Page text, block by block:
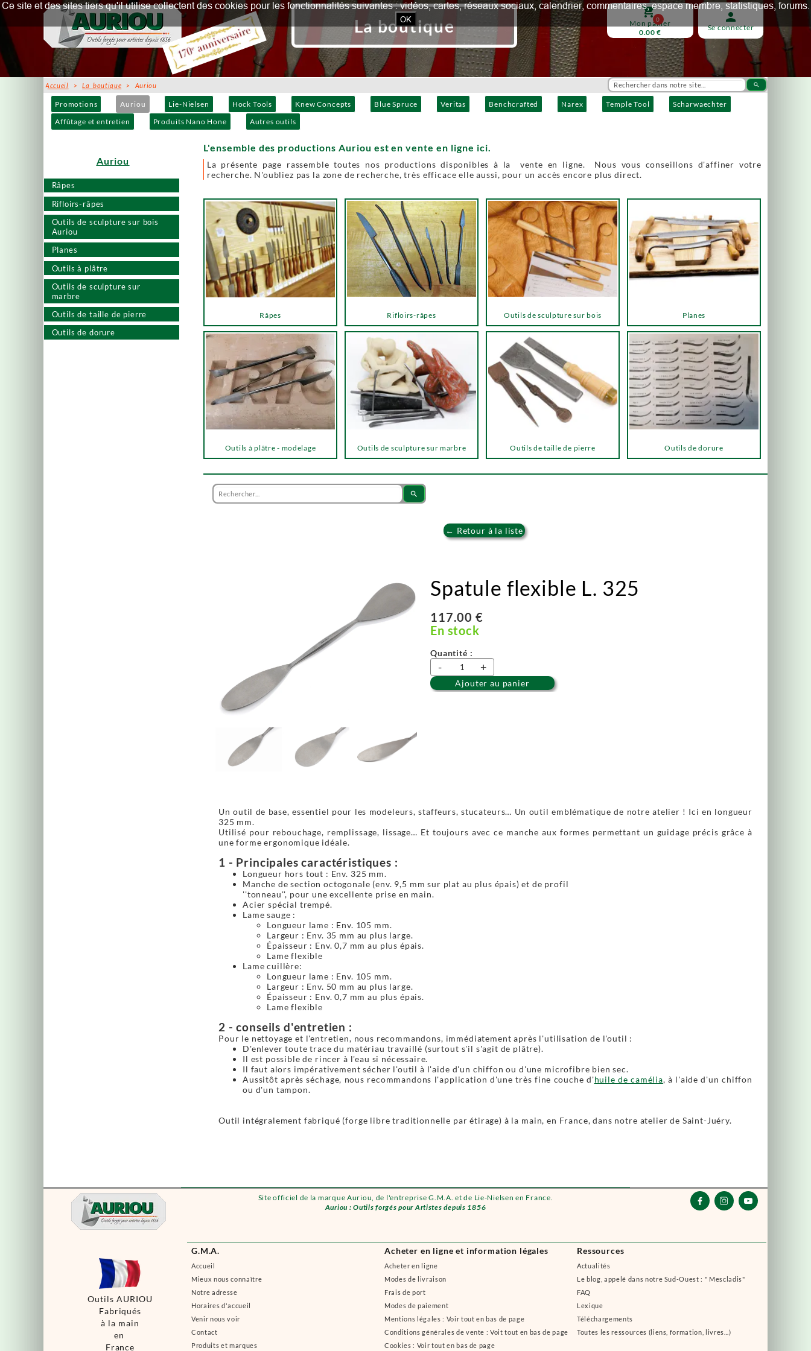
Site officiel de la marque Auriou, de l'entreprise G.M.A. et de Lie-Nielsen en France.
Auriou : Outils forgés pour Artistes depuis 1856
search
Promotions Auriou Lie-Nielsen Hock Tools Knew Concepts Blue Spruce Veritas Benchcrafted Narex Temple Tool
Scharwaechter
Affûtage et entretien
Produits Nano Hone Autres outils
person
Se connecter
shopping_cart
0
Mon panier
0.00 €
Râpes
Rifloirs-râpes
Outils de sculpture sur bois
Auriou
Planes
Outils à plâtre
Outils de sculpture sur
marbre
Outils de taille de pierre
Outils de dorure
G.M.A.
Accueil
Mieux nous connaître
Notre adresse
Horaires d'accueil
Venir nous voir
Contact
Produits et marques
Acheter en ligne et information légales
Acheter en ligne
Modes de livraison
Frais de port
Modes de paiement
Mentions légales : Voir tout en bas de page
Conditions générales de vente : Voit tout en bas de page
Cookies : Voir tout en bas de page
Ressources
Actualités
Le blog, appelé dans notre Sud-Ouest : " Mescladis"
FAQ
Lexique
Téléchargements
Toutes les ressources (liens, formation, livres...)
  
Outils AURIOU
Fabriqués
à la main
en
France
La boutique
Accueil >La boutique > Auriou
L'ensemble des productions Auriou est en vente en ligne ici.
La présente page rassemble toutes nos productions disponibles à la vente en ligne. Nous vous conseillons d'affiner votre
recherche. N'oubliez pas la zone de recherche, très efficace elle aussi, pour un accès encore plus direct.
Auriou
Râpes Rifloirs-râpes Outils de sculpture sur bois Planes
Outils à plâtre - modelage Outils de sculpture sur marbre Outils de taille de pierre Outils de dorure
search
← Retour à la liste
Spatule flexible L. 325
117.00 €
En stock
Quantité :
- +
Ajouter au panier
Un outil de base, essentiel pour les modeleurs, staffeurs, stucateurs… Un outil emblématique de notre atelier ! Ici en longueur
325 mm.
Utilisé pour rebouchage, remplissage, lissage… Et toujours avec ce manche aux formes permettant un guidage précis grâce à
une forme ergonomique idéale.
1 - Principales caractéristiques :
Longueur hors tout : Env. 325 mm.
Manche de section octogonale (env. 9,5 mm sur plat au plus épais) et de profil
''tonneau'', pour une excellente prise en main.
Acier spécial trempé.
Lame sauge :
Longueur lame : Env. 105 mm.
Largeur : Env. 35 mm au plus large.
Épaisseur : Env. 0,7 mm au plus épais.
Lame flexible
Lame cuillère:
Longueur lame : Env. 105 mm.
Largeur : Env. 50 mm au plus large.
Épaisseur : Env. 0,7 mm au plus épais.
Lame flexible
2 - conseils d'entretien :
Pour le nettoyage et l'entretien, nous recommandons, immédiatement après l'utilisation de l'outil :
D'enlever toute trace du matériau travaillé (surtout s'il s'agit de plâtre).
Il est possible de rincer à l'eau si nécessaire.
Il faut alors impérativement sécher l'outil à l'aide d'un chiffon ou d'une microfibre bien sec.
Aussitôt après séchage, nous recommandons l'application d'une très fine couche d'huile de camélia, à l'aide d'un chiffon
ou d'un tampon.
Outil intégralement fabriqué (forge libre traditionnelle par étirage) à la main, en France, dans notre atelier de Saint-Juéry.
Ce site et des sites tiers qu'il utilise collectent des cookies pour les fonctionnalités suivantes : vidéos, cartes, réseaux sociaux, calendrier, commentaires, espace membre, statistiques, forums.
OK